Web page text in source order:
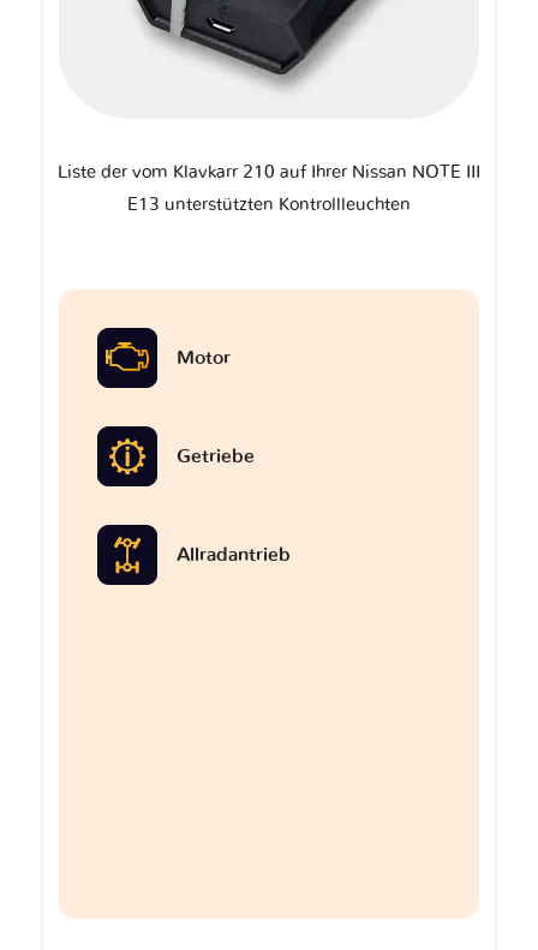
Liste der vom Klavkarr 210 auf Ihrer Nissan NOTE III
E13 unterstützten Kontrollleuchten
Motor
Getriebe
Allradantrieb